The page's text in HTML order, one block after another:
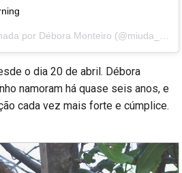
o dia 20 de abril. Débora
namoram há quase seis anos, e
cada vez mais forte e cúmplice.